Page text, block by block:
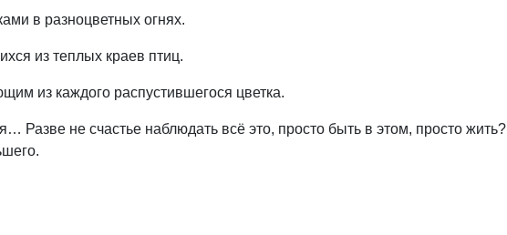
в разноцветных огнях.
из теплых краев птиц.
из каждого распустившегося цветка.
не счастье наблюдать всё это, просто быть в этом, просто жить?